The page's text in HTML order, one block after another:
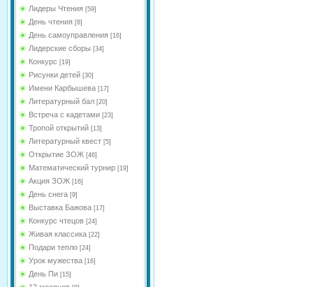
Лидеры Чтения [59]
День чтения [8]
День самоуправления [16]
Лидерские сборы [34]
Конкурс [19]
Рисунки детей [30]
Имени Карбышева [17]
Литературный бал [20]
Встреча с кадетами [23]
Тропой открытий [13]
Литературный квест [5]
Открытие ЗОЖ [46]
Математический турнир [19]
Акция ЗОЖ [16]
День снега [9]
Выставка Бажова [17]
Конкурс чтецов [24]
Живая классика [22]
Подари тепло [24]
Урок мужества [16]
День Пи [15]